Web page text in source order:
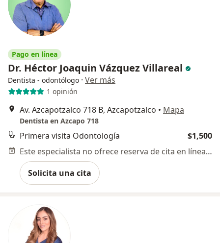
Pago en línea
Dr. Héctor Joaquin Vázquez Villareal
Dentista - odontólogo · Ver más
1 opinión
Av. Azcapotzalco 718 B, Azcapotzalco • Mapa
Dentista en Azcapo 718
Primera visita Odontología
$1,500
Este especialista no ofrece reserva de cita en línea en esta dirección.
Solicita una cita